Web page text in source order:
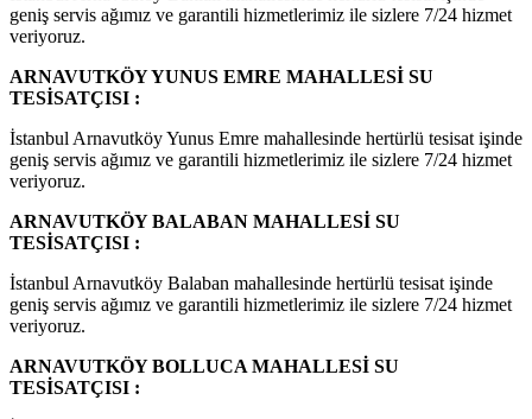
geniş servis ağımız ve garantili hizmetlerimiz ile sizlere 7/24 hizmet
veriyoruz.
ARNAVUTKÖY YUNUS EMRE MAHALLESİ SU
TESİSATÇISI :
İstanbul Arnavutköy Yunus Emre mahallesinde hertürlü tesisat işinde
geniş servis ağımız ve garantili hizmetlerimiz ile sizlere 7/24 hizmet
veriyoruz.
ARNAVUTKÖY BALABAN MAHALLESİ SU
TESİSATÇISI :
İstanbul Arnavutköy Balaban mahallesinde hertürlü tesisat işinde
geniş servis ağımız ve garantili hizmetlerimiz ile sizlere 7/24 hizmet
veriyoruz.
ARNAVUTKÖY BOLLUCA MAHALLESİ SU
TESİSATÇISI :